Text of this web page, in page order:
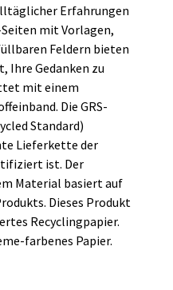
Erfahrungen
Seiten mit Vorlagen,
Feldern bieten
Ihre Gedanken zu
mit einem
Die GRS-
Standard)
Lieferkette der
ist. Der
Material basiert auf
Dieses Produkt
Recyclingpapier.
farbenes Papier.